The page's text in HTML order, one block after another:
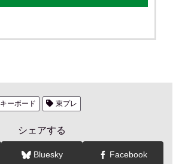
キーボード 東プレ
シェアする
Bluesky Facebook